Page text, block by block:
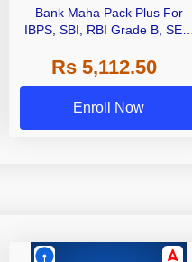
Bank Maha Pack Plus For
IBPS, SBI, RBI Grade B, SEBI
Other Grade A & Grade B Bank
Exams
Rs 5,112.50
Enroll Now